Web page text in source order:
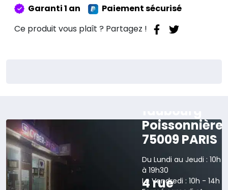
A1278
13″
Garanti 1 an
Paiement sécurisé
Ce produit vous plaît ? Partagez !
Poissonnière
75009 PARIS
Du Lundi au Jeudi : 10h
à 19h30
Le Vendredi : 10h - 14h
4 rue